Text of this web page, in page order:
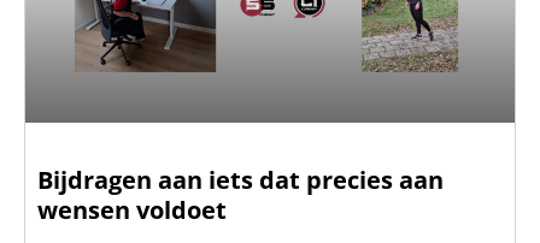
Bijdragen aan iets dat precies aan
wensen voldoet